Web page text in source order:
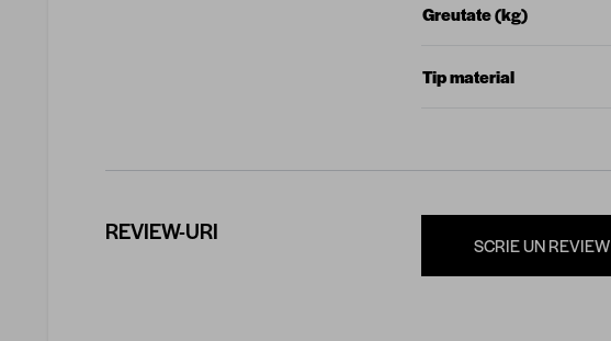
Greutate (kg)
Tip material
REVIEW-URI SCRIE UN REVIEW